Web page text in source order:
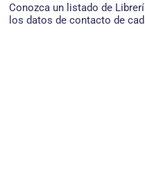
Conozca un listado de
los datos de contacto de